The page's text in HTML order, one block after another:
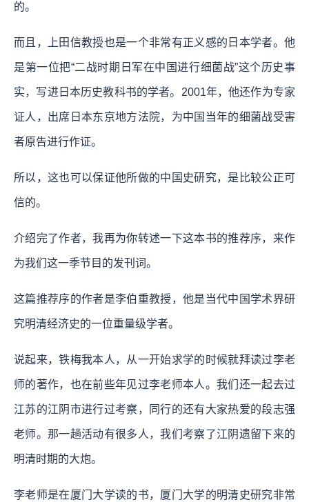
的。
而且，上田信教授也是一个非常有正义感的日本学者。他
是第一位把“二战时期日军在中国进行细菌战”这个历史事
实，写进日本历史教科书的学者。2001年，他还作为专家
证人，出席日本东京地方法院，为中国当年的细菌战受害
者原告进行作证。
所以，这也可以保证他所做的中国史研究，是比较公正可
信的。
介绍完了作者，我再为你转述一下这本书的推荐序，来作
为我们这一季节目的发刊词。
这篇推荐序的作者是李伯重教授，他是当代中国学术界研
究明清经济史的一位重量级学者。
说起来，铁梅我本人，从一开始求学的时候就拜读过李老
师的著作，也在前些年见过李老师本人。我们还一起去过
江苏的江阴市进行过考察，同行的还有大家热爱的段志强
老师。那一趟活动有很多人，我们考察了江阴遗留下来的
明清时期的大炮。
李老师是在厦门大学读的书，厦门大学的明清史研究非常